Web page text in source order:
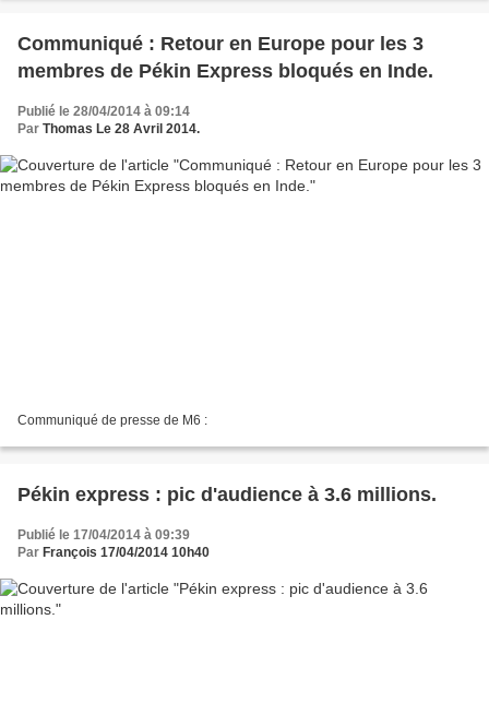
Communiqué : Retour en Europe pour les 3
membres de Pékin Express bloqués en Inde.
Publié le 28/04/2014 à 09:14
Par Thomas Le 28 Avril 2014.
Communiqué de presse de M6 :
Pékin express : pic d'audience à 3.6 millions.
Publié le 17/04/2014 à 09:39
Par François 17/04/2014 10h40